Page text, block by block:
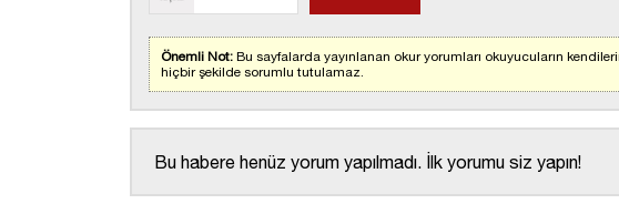
Önemli Not: Bu sayfalarda yayınlanan okur yorumları okuyucuların
hiçbir şekilde sorumlu tutulamaz.
Bu habere henüz yorum yapılmadı. İlk yorumu siz yapın!